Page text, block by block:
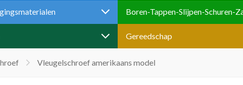
Gereedschap
Vleugelschroef amerikaans model